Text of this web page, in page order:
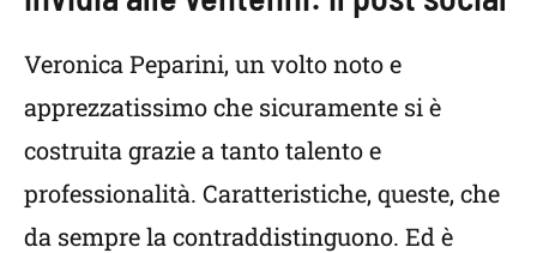
Veronica Peparini, un volto noto e
apprezzatissimo che sicuramente si è
costruita grazie a tanto talento e
professionalità. Caratteristiche, queste, che
da sempre la contraddistinguono. Ed è